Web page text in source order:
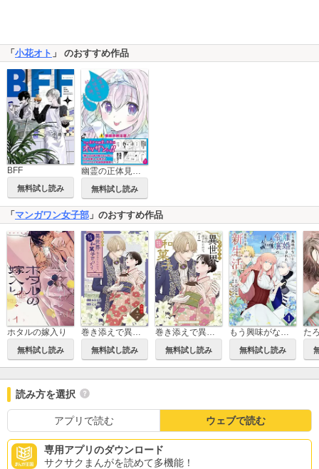
「 小花オト 」 のおすすめ作品
BFF
無料試し読み 無料試し読み
「マンガワン女子部 」のおすすめ作品
ホタルの嫁入り
無料試し読み 無料試し読み 無料試し読み 無料試し読み
読み方を選択
アプリで読む ウェブで読む
専用アプリのダウンロード
サクサクまんがを読めて多機能！